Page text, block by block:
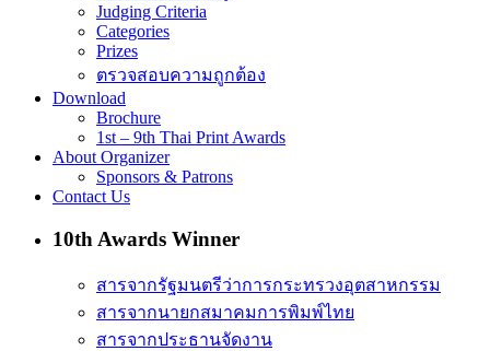
Judging Criteria
Categories
Prizes
ตรวจสอบความถูกต้อง
Download
Brochure
1st – 9th Thai Print Awards
About Organizer
Sponsors & Patrons
Contact Us
10th Awards Winner
สารจากรัฐมนตรีว่าการกระทรวงอุตสาหกรรม
สารจากนายกสมาคมการพิมพ์ไทย
สารจากประธานจัดงาน